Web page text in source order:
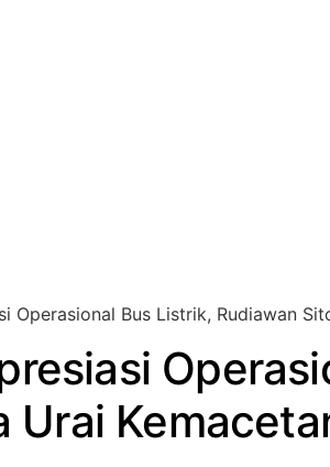
Operasional Bus Listrik, Rudiawan
Urai